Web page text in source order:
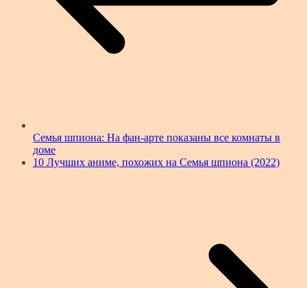
Семья шпиона: На фан-арте показаны все комнаты в
доме
10 Лучших аниме, похожих на Семья шпиона (2022)